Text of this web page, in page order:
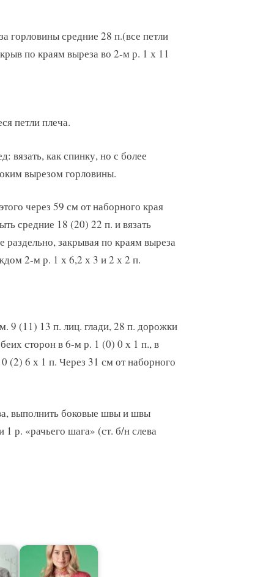
горловины средние 28 п.(все петли
по краям выреза во 2-м р. 1 х 11
петли плеча.
вязать, как спинку, но с более
вырезом горловины.
через 59 см от наборного края
средние 18 (20) 22 п. и вязать
раздельно, закрывая по краям выреза
2-м р. 1 х 6,2 х 3 и 2 х 2 п.
9 (11) 13 п. лиц. глади, 28 п. дорожки
сторон в 6-м р. 1 (0) 0 х 1 п., в
6 х 1 п. Через 31 см от наборного
выполнить боковые швы и швы
1 р. «рачьего шага» (ст. б/н слева